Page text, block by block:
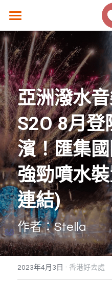
主頁
香港好去處
生活熱話
著數優惠
美食速遞
女生話題
香港故事
撐 ! 小店速報
聯絡
搜索
亞洲潑水
S2O 8月登
濱！匯集
強勁噴水
連結)
作者：Stella
2023年4月3日 · 香港好去處
商
所有商品分類